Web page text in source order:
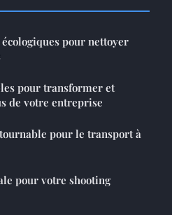
pour nettoyer
pour transformer et
de votre entreprise
pour le transport à
pour votre shooting